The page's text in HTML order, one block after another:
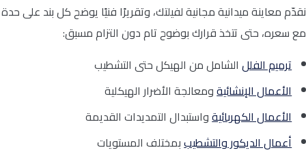
نقدّم معاينة ميدانية مجانية لفيلتك، وتقريرًا فنيًا يوضح كل بند على حدة
مع سعره، حتى تتخذ قرارك بوضوح تام دون التزام مسبق:
ترميم الفللالشامل من الهيكل حتى التشطيب
الأعمال الإنشائيةومعالجة الأضرار الهيكلية
الأعمال الكهربائيةواستبدال التمديدات القديمة
أعمال الديكور والتشطيببمختلف المستويات